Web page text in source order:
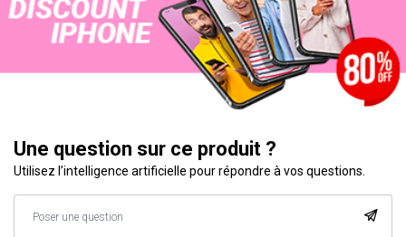
Une question sur ce produit ?
Utilisez l’intelligence artificielle pour répondre à vos questions.